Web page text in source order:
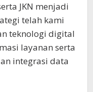
JKN menjadi
telah kami
teknologi digital
layanan serta
integrasi data